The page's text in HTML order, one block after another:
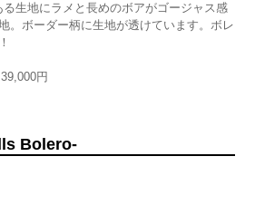
る生地にラメと長めのボアがゴージャス感
。ボーダー柄に生地が透けています。ボレ
39,000円
Bolero-